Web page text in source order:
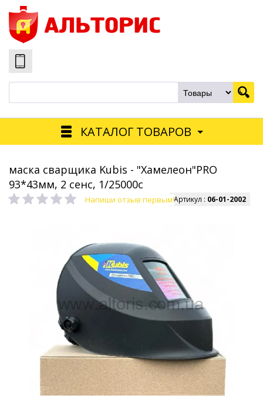
КАТАЛОГ ТОВАРОВ
маска сварщика Kubis - "Хамелеон"PRO
93*43мм, 2 сенс, 1/25000с
Напиши отзыв первым!Артикул : 06-01-2002